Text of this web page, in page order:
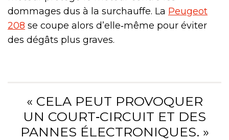
dommages dus à la surchauffe. La Peugeot
208 se coupe alors d’elle‑même pour éviter
des dégâts plus graves.
« CELA PEUT PROVOQUER
UN COURT‑CIRCUIT ET DES
PANNES ÉLECTRONIQUES. »